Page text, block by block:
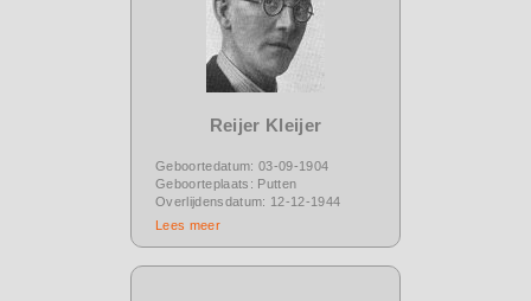
Reijer Kleijer
Geboortedatum: 03-09-1904
Geboorteplaats: Putten
Overlijdensdatum: 12-12-1944
Lees meer